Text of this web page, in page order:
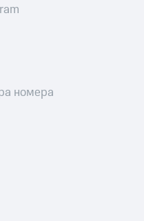
номера